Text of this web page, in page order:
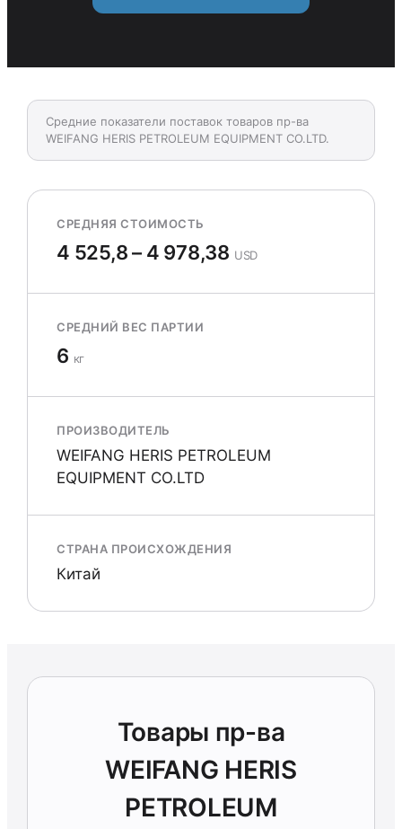
Средние показатели поставок товаров пр-ва
WEIFANG HERIS PETROLEUM EQUIPMENT CO.LTD.
СРЕДНЯЯ СТОИМОСТЬ
4 525,8 – 4 978,38 USD
СРЕДНИЙ ВЕС ПАРТИИ
6 кг
ПРОИЗВОДИТЕЛЬ
WEIFANG HERIS PETROLEUM
EQUIPMENT CO.LTD
СТРАНА ПРОИСХОЖДЕНИЯ
Китай
Товары пр-ва
WEIFANG HERIS
PETROLEUM